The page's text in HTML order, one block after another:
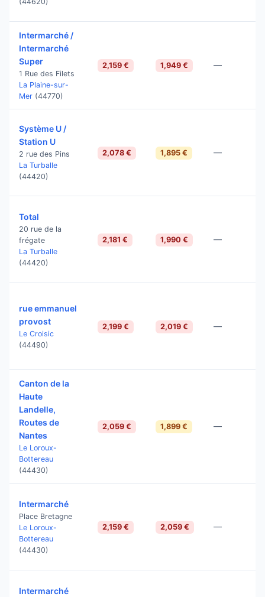
Intermarché /
Intermarché
Super
1 Rue des Filets
La Plaine-sur-
Mer (44770)
2,159 € 1,949 € —
Système U /
Station U
2 rue des Pins
La Turballe
(44420)
2,078 € 1,895 € —
Total
20 rue de la
frégate
La Turballe
(44420)
2,181 € 1,990 € —
rue emmanuel
provost
Le Croisic
(44490)
2,199 € 2,019 € —
Canton de la
Haute
Landelle,
Routes de
Nantes
Le Loroux-
Bottereau
(44430)
2,059 € 1,899 € —
Intermarché
Place Bretagne
Le Loroux-
Bottereau
(44430)
2,159 € 2,059 € —
Intermarché